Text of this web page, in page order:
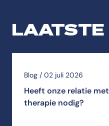
LAATSTE
Blog / 02 juli 2026
Heeft onze relatie
therapie nodig?